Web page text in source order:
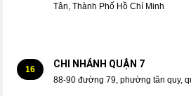
Tân, Thành Phố Hồ Chí Minh
16 CHI NHÁNH QUẬN 7
88-90 đường 79, phường tân quy,